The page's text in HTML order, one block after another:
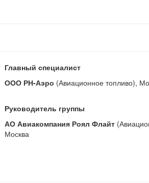
Главный специалист
ООО РН-Аэро (Авиационное топливо),
Руководитель группы
АО Авиакомпания Роял Флайт
Москва